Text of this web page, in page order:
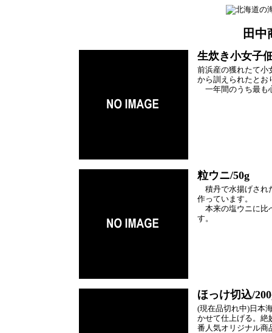
田中
生炊き小女子
前浜産の獲れたて小
から訓えられたとお
一年間のうち最も
粒ウニ/50g
積丹で水揚げされ
作っています。
本来の塩ウニに比
す。
ほっけ切込/
(現在品切れ中)日本
かせて仕上げる。絶
番人気オリジナル商